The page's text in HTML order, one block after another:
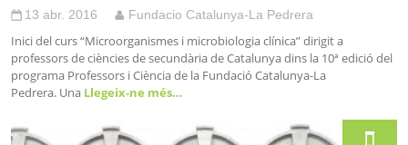
13 abr. 2016 Fundacio Catalunya-La Pedrera
Inici del curs “Microorganismes i microbiologia clínica” dirigit a
professors de ciències de secundària de Catalunya dins la 10ª edició del
programa Professors i Ciència de la Fundació Catalunya-La
Pedrera. Una Llegeix-ne més…